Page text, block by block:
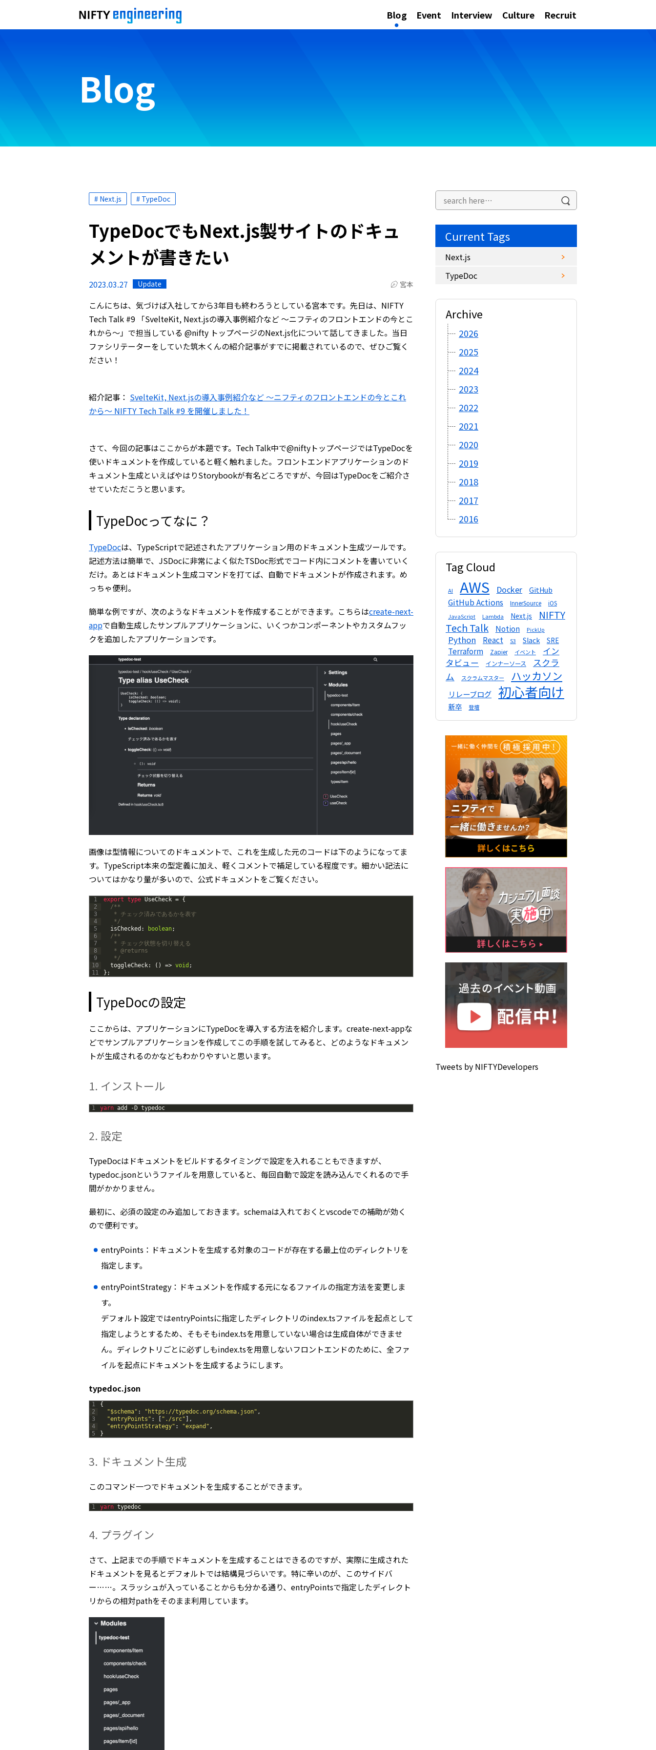
Blog Event Interview Culture Recruit
Blog
# Next.js # TypeDoc
TypeDocでもNext.js製サイトのドキュ
メントが書きたい
2023.03.27 Update 宮本
こんにちは、気づけば入社してから3年目も終わろうとしている宮本です。先日は、NIFTY
Tech Talk #9 「SvelteKit, Next.jsの導入事例紹介など 〜ニフティのフロントエンドの今とこ
れから〜」で担当している @nifty トップページのNext.js化について話してきました。当日
ファシリテーターをしていた筑木くんの紹介記事がすでに掲載されているので、ぜひご覧く
ださい！
紹介記事： SvelteKit, Next.jsの導入事例紹介など 〜ニフティのフロントエンドの今とこれ
から〜 NIFTY Tech Talk #9 を開催しました！
さて、今回の記事はここからが本題です。Tech Talk中で@niftyトップページではTypeDocを
使いドキュメントを作成していると軽く触れました。フロントエンドアプリケーションのド
キュメント生成といえばやはりStorybookが有名どころですが、今回はTypeDocをご紹介さ
せていただこうと思います。
TypeDocってなに？
TypeDocは、TypeScriptで記述されたアプリケーション用のドキュメント生成ツールです。
記述方法は簡単で、JSDocに非常によく似たTSDoc形式でコード内にコメントを書いていく
だけ。あとはドキュメント生成コマンドを打てば、自動でドキュメントが作成されます。め
っちゃ便利。
簡単な例ですが、次のようなドキュメントを作成することができます。こちらはcreate-next-
appで自動生成したサンプルアプリケーションに、いくつかコンポーネントやカスタムフッ
クを追加したアプリケーションです。
画像は型情報についてのドキュメントで、これを生成した元のコードは下のようになってま
す。TypeScript本来の型定義に加え、軽くコメントで補足している程度です。細かい記法に
ついてはかなり量が多いので、公式ドキュメントをご覧ください。
1
2
3
4
5
6
7
8
9
10
11
export type UseCheck = {
/**
* チェック済みであるかを表す
*/
isChecked : boolean;
/**
* チェック状態を切り替える
* @returns
*/
toggleCheck: ( ) => void ;
} ;
TypeDocの設定
ここからは、アプリケーションにTypeDocを導入する方法を紹介します。create-next-appな
どでサンプルアプリケーションを作成してこの手順を試してみると、どのようなドキュメン
トが生成されるのかなどもわかりやすいと思います。
1. インストール
1 yarn add - D typedoc
2. 設定
TypeDocはドキュメントをビルドするタイミングで設定を入れることもできますが、
typedoc.jsonというファイルを用意していると、毎回自動で設定を読み込んでくれるので手
間がかかりません。
最初に、必須の設定のみ追加しておきます。schemaは入れておくとvscodeでの補助が効く
ので便利です。
entryPoints：ドキュメントを生成する対象のコードが存在する最上位のディレクトリを
指定します。
entryPointStrategy：ドキュメントを作成する元になるファイルの指定方法を変更しま
す。
デフォルト設定ではentryPointsに指定したディレクトリのindex.tsファイルを起点として
指定しようとするため、そもそもindex.tsを用意していない場合は生成自体ができませ
ん。ディレクトリごとに必ずしもindex.tsを用意しないフロントエンドのために、全ファ
イルを起点にドキュメントを生成するようにします。
typedoc.json
1
2
3
4
5
{
"$schema" : "https://typedoc.org/schema.json" ,
"entryPoints" : "./src"
,
"entryPointStrategy" : "expand" ,
}
3. ドキュメント生成
このコマンド一つでドキュメントを生成することができます。
1 yarn typedoc
4. プラグイン
さて、上記までの手順でドキュメントを生成することはできるのですが、実際に生成された
ドキュメントを見るとデフォルトでは結構見づらいです。特に辛いのが、このサイドバ
ー……。スラッシュが入っていることからも分かる通り、entryPointsで指定したディレクト
リからの相対pathをそのまま利用しています。
Current Tags
Next.js
TypeDoc
Archive
2026
2025
2024
2023
2022
2021
2020
2019
2018
2017
2016
Tag Cloud
AI AWS Docker GitHub
GitHub Actions InnerSource iOS
JavaScript Lambda Next.js
NIFTY
Tech Talk
Notion PickUp
Python React S3 Slack SRE
Terraform Zapier イベント
イン
タビュー
インナーソース
スクラ
ム
スクラムマスター ハッカソン
リレーブログ 初心者向け
新卒 登壇
Tweets by NIFTYDevelopers